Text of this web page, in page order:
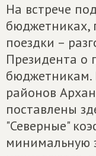
На встрече
бюджетниках,
поездки –
Президента о
бюджетникам.
районов
поставлены
"Северные"
минимальную